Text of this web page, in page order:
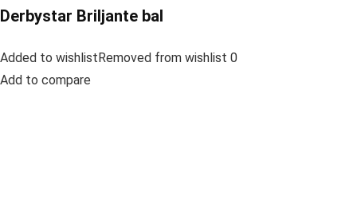
Derbystar Briljante bal
Added to wishlistRemoved from wishlist 0
Add to compare